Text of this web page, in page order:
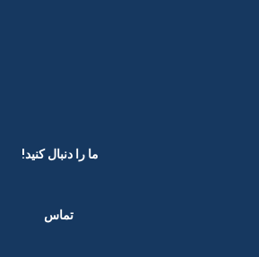
ما را دنبال کنید! ​
تماس